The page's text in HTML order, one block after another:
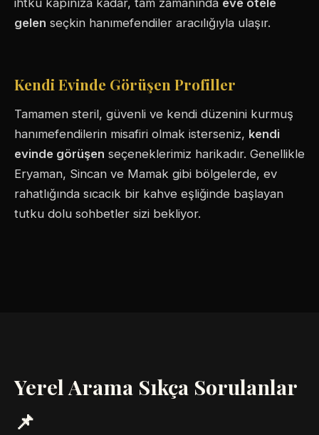
ihtku kapınıza kadar, tam zamanında eve otele
gelen seçkin hanımefendiler aracılığıyla ulaşır.
Kendi Evinde Görüşen Profiller
Tamamen steril, güvenli ve kendi düzenini kurmuş
hanımefendilerin misafiri olmak isterseniz, kendi
evinde görüşen seçeneklerimiz harikadır. Genellikle
Eryaman, Sincan ve Mamak gibi bölgelerde, ev
rahatlığında sıcacık bir kahve eşliğinde başlayan
tutku dolu sohbetler sizi bekliyor.
Yerel Arama Sıkça Sorulanlar
📌